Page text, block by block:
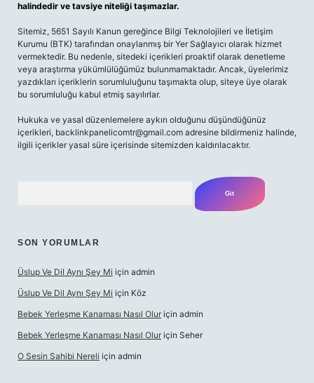
halindedir ve tavsiye niteliği taşımazlar.
Sitemiz, 5651 Sayılı Kanun gereğince Bilgi Teknolojileri ve İletişim
Kurumu (BTK) tarafından onaylanmış bir Yer Sağlayıcı olarak hizmet
vermektedir. Bu nedenle, sitedeki içerikleri proaktif olarak denetleme
veya araştırma yükümlülüğümüz bulunmamaktadır. Ancak, üyelerimiz
yazdıkları içeriklerin sorumluluğunu taşımakta olup, siteye üye olarak
bu sorumluluğu kabul etmiş sayılırlar.
Hukuka ve yasal düzenlemelere aykırı olduğunu düşündüğünüz
içerikleri, backlinkpanelicomtr@gmail.com adresine bildirmeniz halinde,
ilgili içerikler yasal süre içerisinde sitemizden kaldırılacaktır.
SON YORUMLAR
Üslup Ve Dil Aynı Şey Mi için admin
Üslup Ve Dil Aynı Şey Mi için Köz
Bebek Yerleşme Kanaması Nasıl Olur için admin
Bebek Yerleşme Kanaması Nasıl Olur için Seher
O Sesin Sahibi Nereli için admin